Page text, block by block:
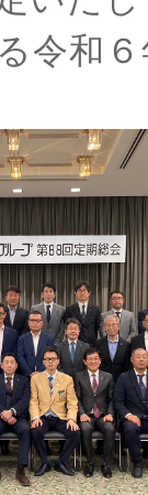
令和